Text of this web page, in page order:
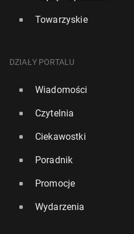
Towarzyskie
DZIAŁY PORTALU
Wiadomości
Czytelnia
Ciekawostki
Poradnik
Promocje
Wydarzenia